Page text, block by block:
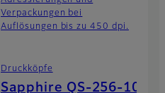
Verpackungen bei
Auflösungen bis zu 450 dpi.
Druckköpfe
Sapphire QS-256-10